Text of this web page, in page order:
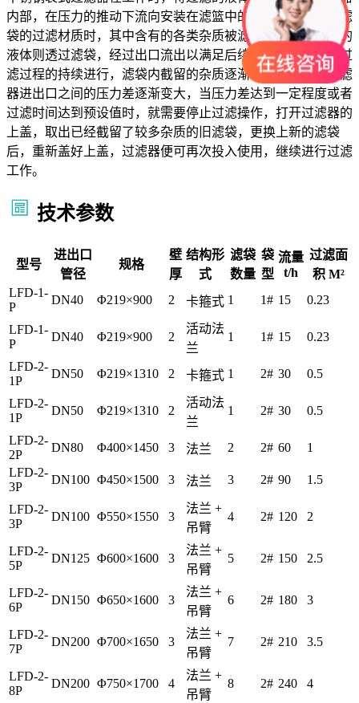
内部，在压力的推动下流向安装在滤篮中的滤袋，液体通过滤
袋的过滤材质时，其中含有的各类杂质被滤袋截留，而洁净的
液体则透过滤袋，经过出口流出以满足后续使用需求，随着过
滤过程的持续进行，滤袋内截留的杂质逐渐增多，会导致过滤
器进出口之间的压力差逐渐变大，当压力差达到一定程度或者
过滤时间达到预设值时，就需要停止过滤操作，打开过滤器的
上盖，取出已经截留了较多杂质的旧滤袋，更换上新的滤袋
后，重新盖好上盖，过滤器便可再次投入使用，继续进行过滤
工作。
技术参数
型号
进出口
管径
规格
壁
厚
结构形
式
滤袋
数量
袋
型
流量
t/h
过滤面
积 M²
LFD-1-
P
DN40 Φ219×900 2 卡箍式 1 1# 15 0.23
LFD-1-
P
DN40 Φ219×900 2
活动法
兰
1 1# 15 0.23
LFD-2-
1P
DN50 Φ219×1310 2 卡箍式 1 2# 30 0.5
LFD-2-
1P
DN50 Φ219×1310 2
活动法
兰
1 2# 30 0.5
LFD-2-
2P
DN80 Φ400×1450 3 法兰 2 2# 60
1
LFD-2-
3P
DN100 Φ450×1500 3 法兰 3 2# 90 1.5
LFD-2-
3P
DN100 Φ550×1550 3
法兰 +
吊臂
4 2# 120 2
LFD-2-
5P
DN125 Φ600×1600 3
法兰 +
吊臂
5 2# 150 2.5
LFD-2-
6P
DN150 Φ650×1600 3
法兰 +
吊臂
6 2# 180 3
LFD-2-
7P
DN200 Φ700×1650 3
法兰 +
吊臂
7 2# 210 3.5
LFD-2-
8P
DN200 Φ750×1700 4
法兰 +
吊臂
8 2# 240 4